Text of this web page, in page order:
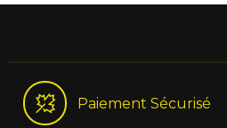
Paiement Sécurisé